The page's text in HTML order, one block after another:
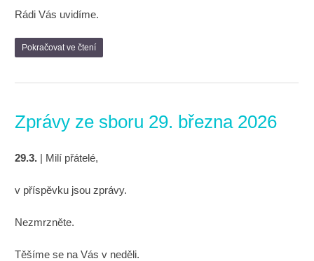
Rádi Vás uvidíme.
Pokračovat ve čtení
Zprávy ze sboru 29. března 2026
29.3. | Milí přátelé,
v příspěvku jsou zprávy.
Nezmrzněte.
Těšíme se na Vás v neděli.